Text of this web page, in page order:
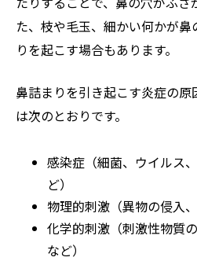
た、枝や毛玉、細かい何かが
りを起こす場合もあります。
鼻詰まりを引き起こす炎症の
は次のとおりです。
感染症（細菌、ウイルス
ど）
物理的刺激（異物の侵入、
化学的刺激（刺激性物質
など）